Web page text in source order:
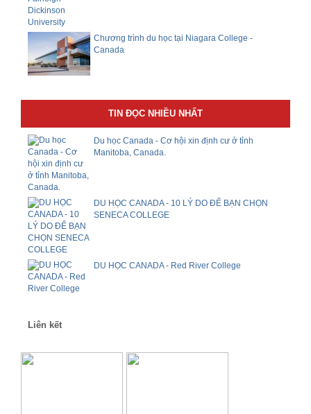
Chương trình du học tại Niagara College -
Canada
TIN ĐỌC NHIỀU NHẤT
Du học Canada - Cơ hội xin định cư ở tỉnh
Manitoba, Canada.
DU HỌC CANADA - 10 LÝ DO ĐỂ BẠN CHỌN
SENECA COLLEGE
DU HỌC CANADA - Red River College
Liên kết